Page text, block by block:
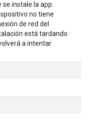
instale la app.
no tiene
de red del
está tardando
a intentar